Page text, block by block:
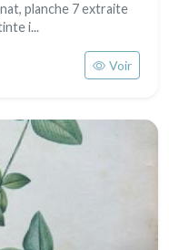
planche 7 extraite
i...
Voir